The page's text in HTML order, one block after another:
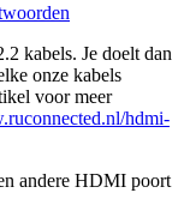
kabels. Je doelt dan
onze kabels
voor meer
hdmi-
andere HDMI poort